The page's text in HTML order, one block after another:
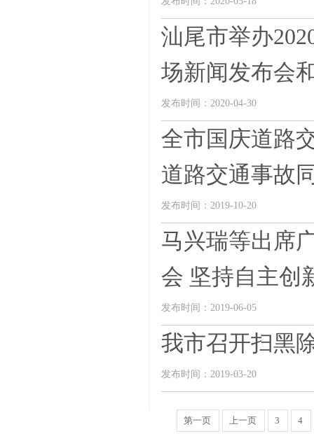
汕尾市举办
场新闻发布会
发布时间：2020-04-30
全市国庆道路
道路交通事故
发布时间：2019-10-20
马兴瑞等出席
会 坚持自主创
发布时间：2019-06-05
我市召开扫黑
发布时间：2019-03-20
第一页 上一页 3 4